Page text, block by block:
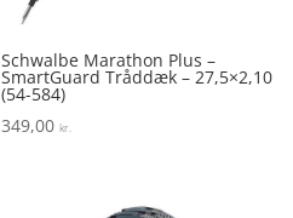
Schwalbe Marathon Plus –
SmartGuard Tråddæk – 27,5×2,10
(54-584)
349,00 kr.